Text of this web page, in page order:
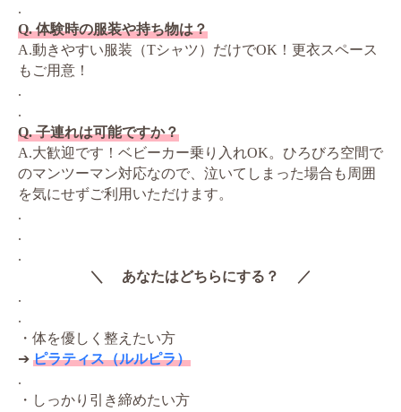
.
Q. 体験時の服装や持ち物は？
A.動きやすい服装（Tシャツ）だけでOK！更衣スペース
もご用意！
.
.
Q. 子連れは可能ですか？
A.大歓迎です！ベビーカー乗り入れOK。ひろびろ空間で
のマンツーマン対応なので、泣いてしまった場合も周囲
を気にせずご利用いただけます。
.
.
.
＼ あなたはどちらにする？ ／
.
.
・体を優しく整えたい方
➔ ピラティス（ルルピラ）
.
・しっかり引き締めたい方